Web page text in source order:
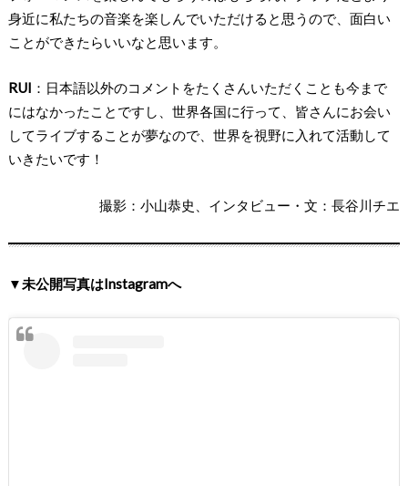
身近に私たちの音楽を楽しんでいただけると思うので、面白い
ことができたらいいなと思います。
RUI ：日本語以外のコメントをたくさんいただくことも今まで
にはなかったことですし、世界各国に行って、皆さんにお会い
してライブすることが夢なので、世界を視野に入れて活動して
いきたいです！
撮影：小山恭史、インタビュー・文：長谷川チエ
▼未公開写真はInstagramへ